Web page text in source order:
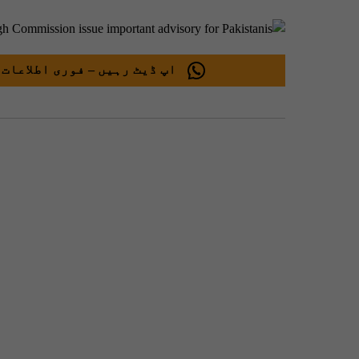
اپ ڈیٹ رہیں – فوری